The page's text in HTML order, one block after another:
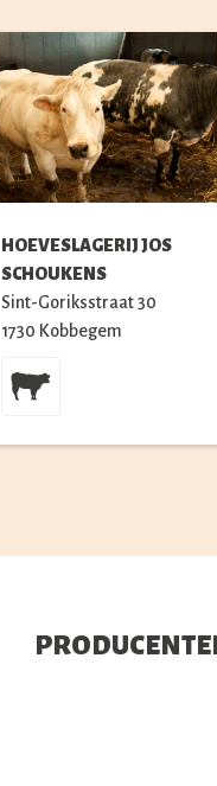
HOEVESLAGERIJ JOS
SCHOUKENS
Sint-Goriksstraat30
1730 Kobbegem